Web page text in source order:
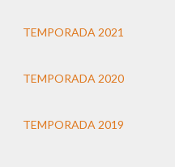
TEMPORADA 2021
TEMPORADA 2020
TEMPORADA 2019